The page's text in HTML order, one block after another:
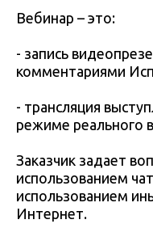
Вебинар – это:
- запись
комментариями
- трансляция
режиме реального
Заказчик задает
использованием
использованием
Интернет.